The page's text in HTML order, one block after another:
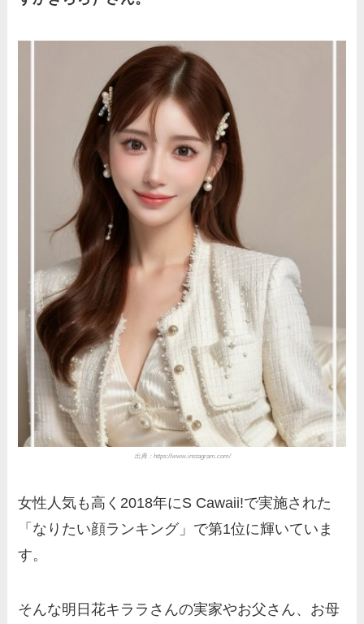
出典： https://www.instagram.com/
女性人気も高く2018年にS Cawaii!で実施された
「なりたい顔ランキング」で第1位に輝いていま
す。
そんな明日花キララさんの実家やお父さん、お母